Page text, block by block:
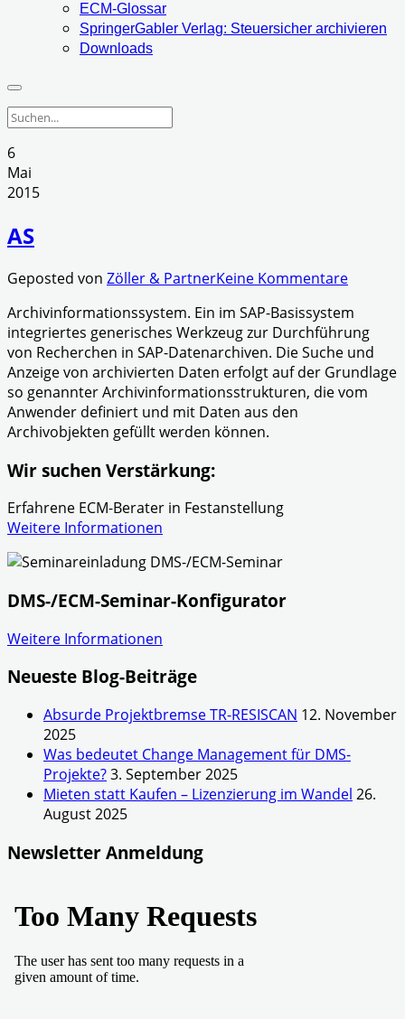
ECM-Glossar
SpringerGabler Verlag: Steuersicher archivieren
Downloads
6
Mai
2015
AS
Geposted von Zöller & PartnerKeine Kommentare
Archivinformationssystem. Ein im SAP-Basissystem
integriertes generisches Werkzeug zur Durchführung
von Recherchen in SAP-Datenarchiven. Die Suche und
Anzeige von archivierten Daten erfolgt auf der Grundlage
so genannter Archivinformationsstrukturen, die vom
Anwender definiert und mit Daten aus den
Archivobjekten gefüllt werden können.
Wir suchen Verstärkung:
Erfahrene ECM-Berater in Festanstellung
Weitere Informationen
DMS-/ECM-Seminar-Konfigurator
Weitere Informationen
Neueste Blog-Beiträge
Absurde Projektbremse TR-RESISCAN 12. November
2025
Was bedeutet Change Management für DMS-
Projekte?3. September 2025
Mieten statt Kaufen – Lizenzierung im Wandel 26.
August 2025
Newsletter Anmeldung